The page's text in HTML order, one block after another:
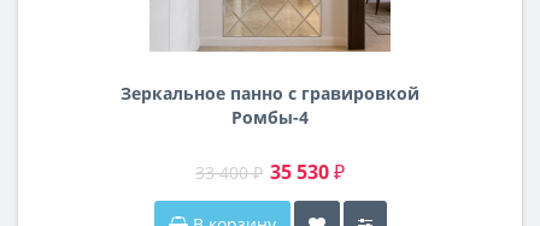
Зеркальное панно с гравировкой
Ромбы-4
33 400 ₽ 35 530 ₽